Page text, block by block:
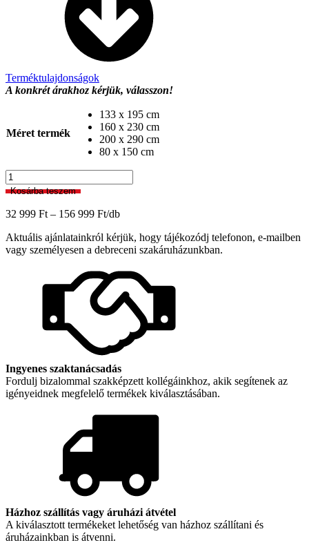
Terméktulajdonságok
A konkrét árakhoz kérjük, válasszon!
Méret termék
133 x 195 cm
160 x 230 cm
200 x 290 cm
80 x 150 cm
Masai
014-
6292
mennyiség
Kosárba teszem
32 999 Ft – 156 999 FtÁrtartomány:
999 Ft
-
999 Ft
/db
Aktuális ajánlatainkról kérjük, hogy tájékozódj telefonon, e-mailben
vagy személyesen a debreceni szakáruházunkban.
Ingyenes szaktanácsadás
Fordulj bizalommal szakképzett kollégáinkhoz, akik segítenek az
igényeidnek megfelelő termékek kiválasztásában.
Házhoz szállítás vagy áruházi átvétel
A kiválasztott termékeket lehetőség van házhoz szállítani és
áruházainkban is átvenni.